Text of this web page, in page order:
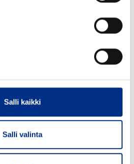
Salli kaikki
Salli valinta